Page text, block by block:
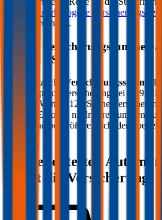
motorbezogene
genau berechnen.
Welche Versicherungssumme
112 PS?
Die gesetzliche Versicherungssumme
Kfz-Haftpflichtversicherung bei 7,79
Ihren PKW mit
112
PS eine
20 Mio. Euro, da niedrigere Summen
kosten und bei größeren Schäden aber
Die beliebtesten
kostet die Versicherung: